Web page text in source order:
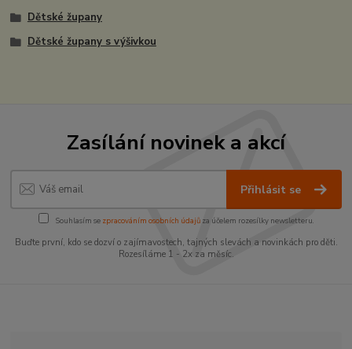
Dětské župany
Dětské župany s výšivkou
Zasílání novinek a akcí
Přihlásit se
Souhlasím se zpracováním osobních údajůza účelem rozesílky newsletteru.
Buďte první, kdo se dozví o zajímavostech, tajných slevách a novinkách pro děti.
Rozesíláme 1 - 2x za měsíc.